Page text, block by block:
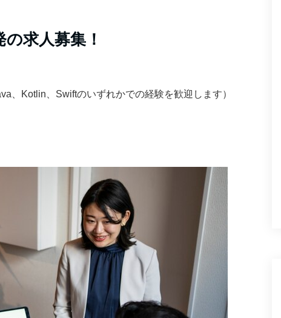
求人募集！
、Kotlin、Swiftのいずれかでの経験を歓迎します）